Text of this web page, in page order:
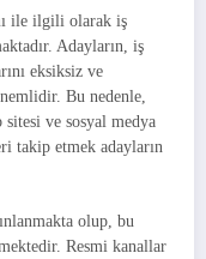
ile ilgili olarak iş
Adayların, iş
eksiksiz ve
Bu nedenle,
ve sosyal medya
takip etmek adayların
olup, bu
Resmi kanallar